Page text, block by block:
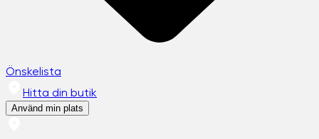
Önskelista
Hitta din butik
Använd min plats